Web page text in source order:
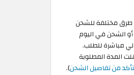
طرق مختلفة للشحن
الشحن في اليوم
مباشرة للطلب.
المدة المطلوبة
من تفاصيل الشحن).